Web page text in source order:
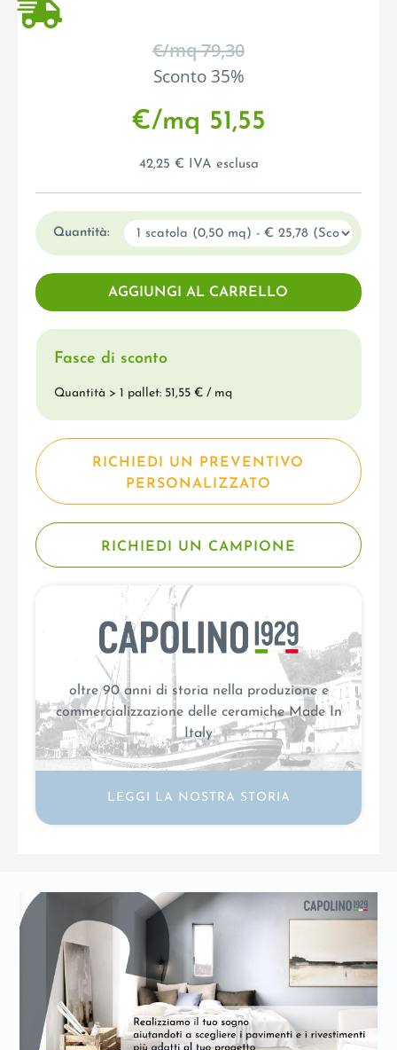
€/mq 79,30
Sconto 35%
€/mq 51,55
42,25 € IVA esclusa
Quantità:
Fasce di sconto
Quantità > 1 pallet: 51,55 € / mq
RICHIEDI UN PREVENTIVO
PERSONALIZZATO
RICHIEDI UN CAMPIONE
oltre 90 anni di storia nella produzione e
commercializzazione delle ceramiche Made In
Italy
LEGGI LA NOSTRA STORIA